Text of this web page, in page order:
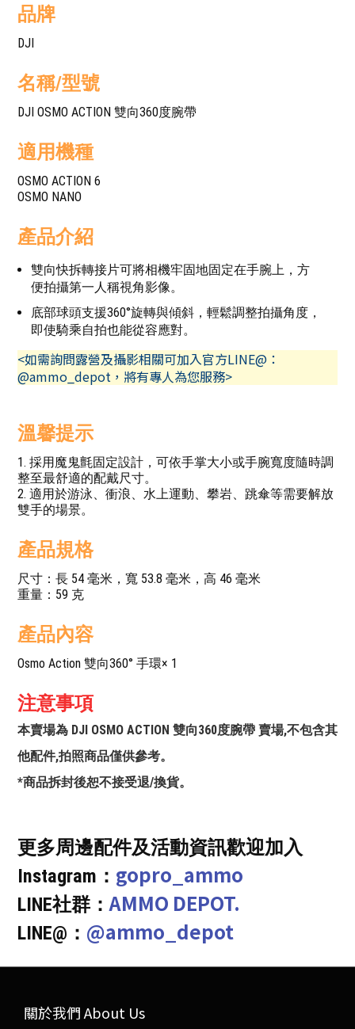
品牌
DJI
名稱/型號
DJI OSMO ACTION 雙向360度腕帶
適用機種
OSMO ACTION 6
OSMO NANO
產品介紹
雙向快拆轉接片可將相機牢固地固定在手腕上，方
便拍攝第一人稱視角影像。
底部球頭支援360°旋轉與傾斜，輕鬆調整拍攝角度，
即使騎乘自拍也能從容應對。
<如需詢問露營及攝影相關可加入官方LINE@：
@ammo_depot，將有專人為您服務>
溫馨提示
1. 採用魔鬼氈固定設計，可依手掌大小或手腕寬度隨時調
整至最舒適的配戴尺寸。
2. 適用於游泳、衝浪、水上運動、攀岩、跳傘等需要解放
雙手的場景。
產品規格
尺寸：長 54 毫米，寬 53.8 毫米，高 46 毫米
重量：59 克
產品內容
Osmo Action 雙向360° 手環× 1
注意事項
本賣場為 DJI OSMO ACTION 雙向360度腕帶 賣場,不包含其
他配件,拍照商品僅供參考。
*商品拆封後恕不接受退/換貨。
更多周邊配件及活動資訊歡迎加入
Instagram： gopro_ammo
LINE社群：AMMO DEPOT.
LINE@： @ammo_depot
關於我們 About Us